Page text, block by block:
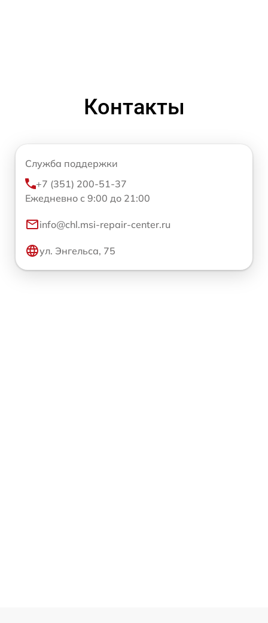
Контакты
Служба поддержки
+7 (351) 200-51-37
Ежедневно с 9:00 до 21:00
info@chl.msi-repair-center.ru
ул. Энгельса, 75